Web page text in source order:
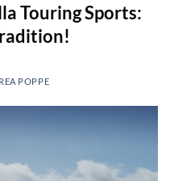
Touring Sports:
POPPE